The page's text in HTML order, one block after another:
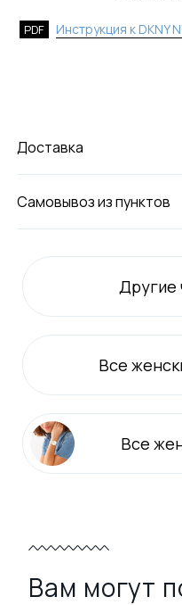
PDF Инструкция к DKNY
Доставка
Самовывоз из пунктов
Другие
Все
Все
Вам могут